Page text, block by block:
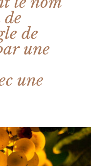
de
une
une